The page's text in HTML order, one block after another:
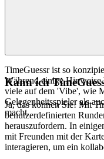
TimeGuessr ist so
Während einige Hinweise
viele auf dem 'Vibe', wie
Gelegenheitsspieler als
macht.
Kann ich
Ja, das können Sie! Mit
benutzerdefinierten
herauszufordern. In
mit Freunden mit der
interagieren, um ein